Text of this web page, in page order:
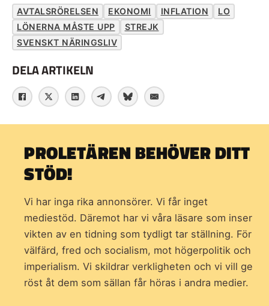
AVTALSRÖRELSEN EKONOMI INFLATION
LO
LÖNERNA MÅSTE UPP
STREJK
SVENSKT NÄRINGSLIV
DELA ARTIKELN
PROLETÄREN BEHÖVER DITT
STÖD!
Vi har inga rika annonsörer. Vi får inget
mediestöd. Däremot har vi våra läsare som inser
vikten av en tidning som tydligt tar ställning. För
välfärd, fred och socialism, mot högerpolitik och
imperialism. Vi skildrar verkligheten och vi vill ge
röst åt dem som sällan får höras i andra medier.